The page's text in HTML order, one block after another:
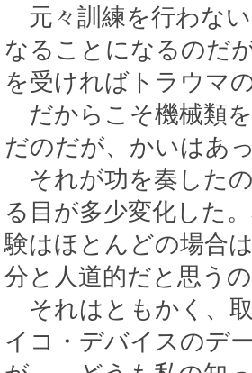
元々訓練を行わな
なることになるのだ
を受ければトラウマ
だからこそ機械類
だのだが、かいはあ
それが功を奏した
る目が多少変化した
験はほとんどの場合
分と人道的だと思う
それはともかく、
イコ・デバイスのデ